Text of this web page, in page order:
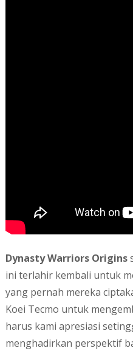
Dynasty Warriors Origins
ini terlahir kembali untuk
yang pernah mereka
Koei Tecmo untuk
harus kami apresiasi
menghadirkan perspektif